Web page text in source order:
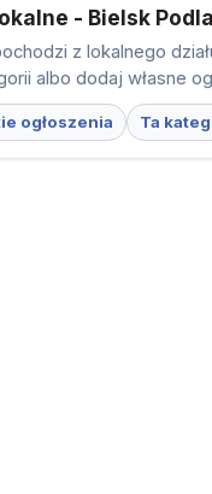
- Bielsk
z lokalnego
albo dodaj własne
ogłoszenia Ta